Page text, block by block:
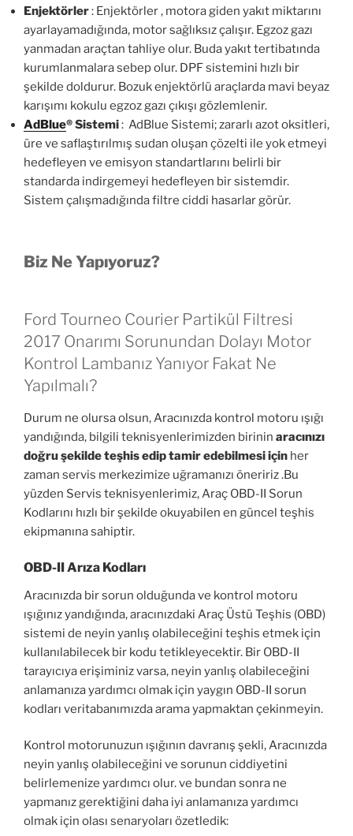
Enjektörler: Enjektörler , motora giden yakıt miktarını
ayarlayamadığında, motor sağlıksız çalışır. Egzoz gazı
yanmadan araçtan tahliye olur. Buda yakıt tertibatında
kurumlanmalara sebep olur. DPF sistemini hızlı bir
şekilde doldurur. Bozuk enjektörlü araçlarda mavi beyaz
karışımı kokulu egzoz gazı çıkışı gözlemlenir.
AdBlue®Sistemi: AdBlue Sistemi; zararlı azot oksitleri,
üre ve saflaştırılmış sudan oluşan çözelti ile yok etmeyi
hedefleyen ve emisyon standartlarını belirli bir
standarda indirgemeyi hedefleyen bir sistemdir.
Sistem çalışmadığında filtre ciddi hasarlar görür.
Biz Ne Yapıyoruz?
Ford Tourneo Courier Partikül Filtresi
2017 Onarımı Sorunundan Dolayı Motor
Kontrol Lambanız Yanıyor Fakat Ne
Yapılmalı?
Durum ne olursa olsun, Aracınızda kontrol motoru ışığı
yandığında, bilgili teknisyenlerimizden birinin aracınızı
doğru şekilde teşhis edip tamir edebilmesi için her
zaman servis merkezimize uğramanızı öneririz .Bu
yüzden Servis teknisyenlerimiz, Araç OBD-II Sorun
Kodlarını hızlı bir şekilde okuyabilen en güncel teşhis
ekipmanına sahiptir.
OBD-II Arıza Kodları
Aracınızda bir sorun olduğunda ve kontrol motoru
ışığınız yandığında, aracınızdaki Araç Üstü Teşhis (OBD)
sistemi de neyin yanlış olabileceğini teşhis etmek için
kullanılabilecek bir kodu tetikleyecektir. Bir OBD-II
tarayıcıya erişiminiz varsa, neyin yanlış olabileceğini
anlamanıza yardımcı olmak için yaygın OBD-II sorun
kodları veritabanımızda arama yapmaktan çekinmeyin.
Kontrol motorunuzun ışığının davranış şekli, Aracınızda
neyin yanlış olabileceğini ve sorunun ciddiyetini
belirlemenize yardımcı olur. ve bundan sonra ne
yapmanız gerektiğini daha iyi anlamanıza yardımcı
olmak için olası senaryoları özetledik: